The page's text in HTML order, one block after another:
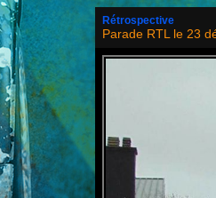
Rétrospective
Parade RTL le 23